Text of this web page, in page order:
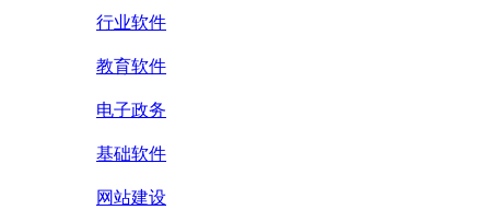
行业软件
教育软件
电子政务
基础软件
网站建设